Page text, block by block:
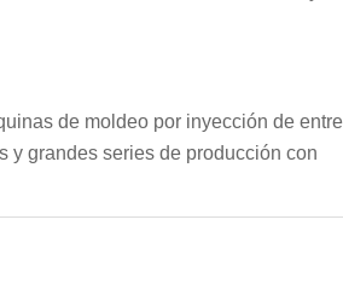
de moldeo por inyección de entre
y grandes series de producción con